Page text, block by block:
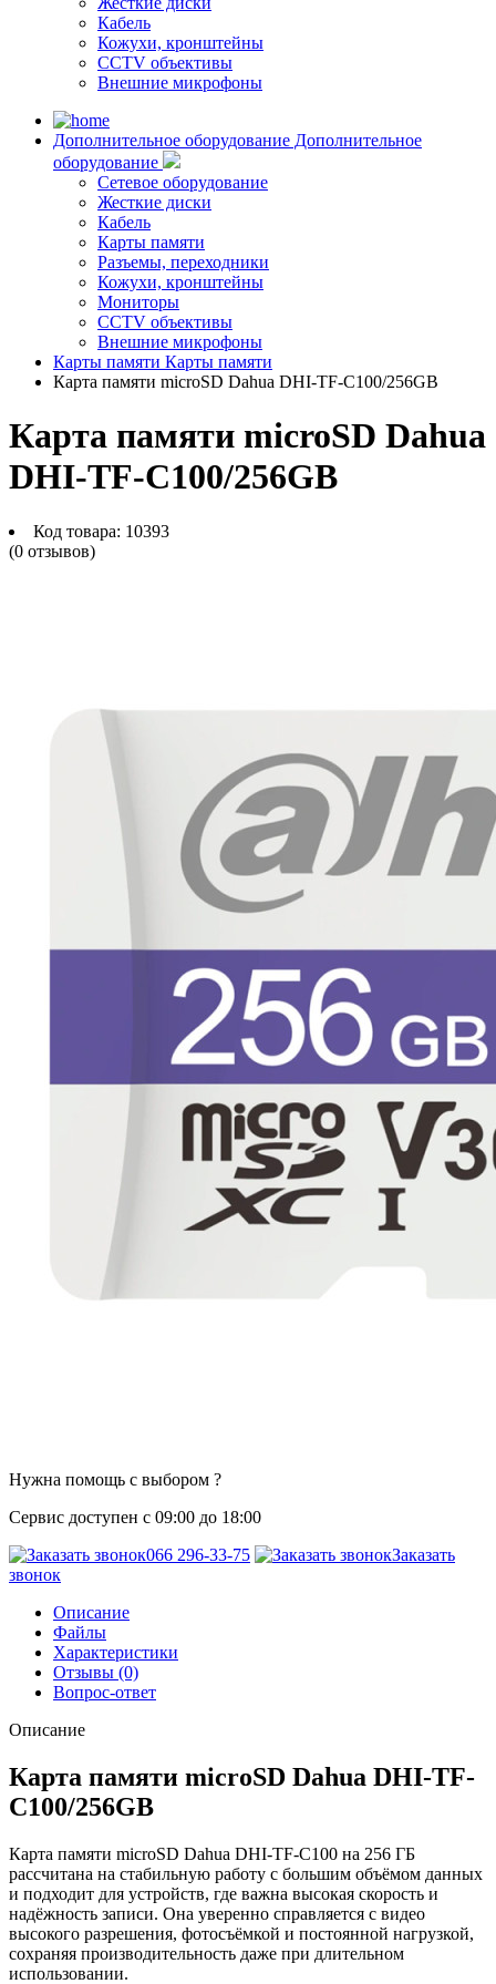
Кабель
Кожухи, кронштейны
CCTV объективы
Внешние микрофоны
Дополнительное оборудование Дополнительное
оборудование
Сетевое оборудование
Жесткие диски
Кабель
Карты памяти
Разъемы, переходники
Кожухи, кронштейны
Мониторы
CCTV объективы
Внешние микрофоны
Карты памяти Карты памяти
Карта памяти microSD Dahua DHI-TF-C100/256GB
Карта памяти microSD Dahua
DHI-TF-C100/256GB
Код товара: 10393
(0 отзывов)
Нужна помощь с выбором ?
Сервис доступен с 09:00 до 18:00
066 296-33-75
Заказать
звонок
Описание
Файлы
Характеристики
Отзывы (0)
Вопрос-ответ
Описание
Карта памяти microSD Dahua DHI-TF-
C100/256GB
Карта памяти microSD Dahua DHI-TF-C100 на 256 ГБ
рассчитана на стабильную работу с большим объёмом данных
и подходит для устройств, где важна высокая скорость и
надёжность записи. Она уверенно справляется с видео
высокого разрешения, фотосъёмкой и постоянной нагрузкой,
сохраняя производительность даже при длительном
использовании.